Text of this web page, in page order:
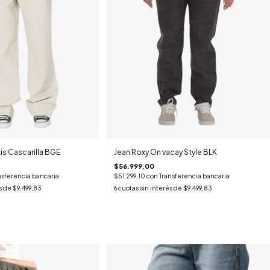
Cascarilla BGE
bancaria
de $9.499,83
Jean Roxy On vacay Style BLK
$56.999,00
$51.299,10con Transferencia bancaria
6cuotas sin interés de $9.499,83